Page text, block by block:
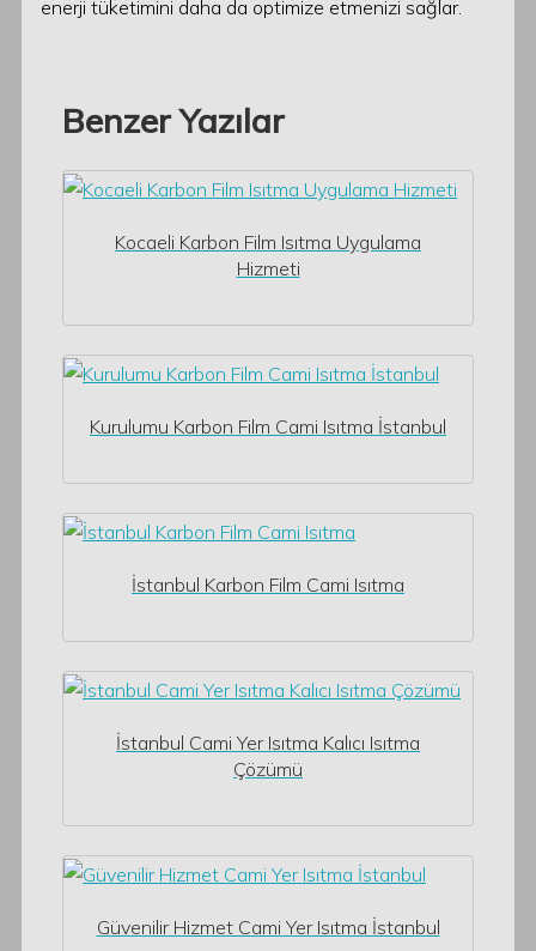
enerji tüketimini daha da optimize etmenizi sağlar.
Benzer Yazılar
Kocaeli Karbon Film Isıtma Uygulama
Hizmeti
Kurulumu Karbon Film Cami Isıtma İstanbul
İstanbul Karbon Film Cami Isıtma
İstanbul Cami Yer Isıtma Kalıcı Isıtma
Çözümü
Güvenilir Hizmet Cami Yer Isıtma İstanbul